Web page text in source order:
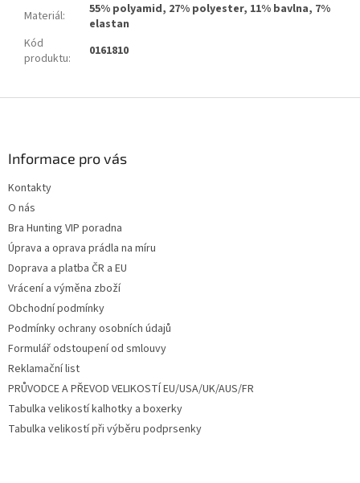
Materiál:
55% polyamid, 27% polyester, 11% bavlna, 7%
elastan
Kód
produktu: 0161810
Informace pro vás
Kontakty
O nás
Bra Hunting VIP poradna
Úprava a oprava prádla na míru
Doprava a platba ČR a EU
Vrácení a výměna zboží
Obchodní podmínky
Podmínky ochrany osobních údajů
Formulář odstoupení od smlouvy
Reklamační list
PRŮVODCE A PŘEVOD VELIKOSTÍ EU/USA/UK/AUS/FR
Tabulka velikostí kalhotky a boxerky
Tabulka velikostí při výběru podprsenky